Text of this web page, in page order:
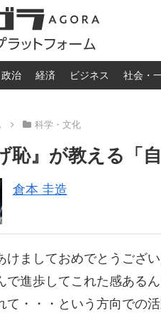
政治 経済 ビジネス 社会・
科学・文化
恥』が教える「
倉本 圭造
けましておめでとうござ
で進歩してこれた感ある
て・・・という方向での